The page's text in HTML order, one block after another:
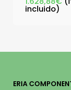
incluido)
ERIA